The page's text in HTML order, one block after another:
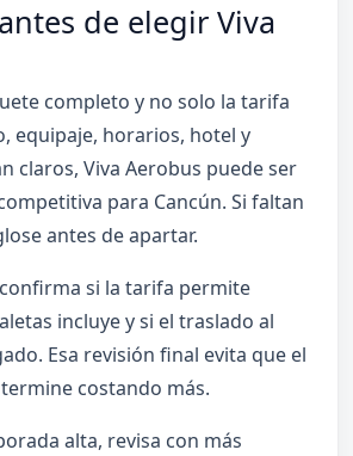
de elegir Viva
completo y no solo la tarifa
equipaje, horarios, hotel y
claros, Viva Aerobus puede ser
para Cancún. Si faltan
antes de apartar.
si la tarifa permite
incluye y si el traslado al
Esa revisión final evita que el
costando más.
alta, revisa con más